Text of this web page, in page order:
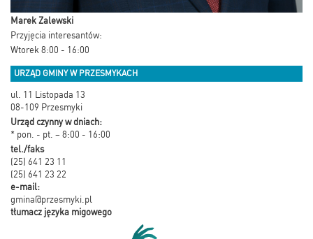
Marek Zalewski
Przyjęcia interesantów:
Wtorek 8:00 - 16:00
URZĄD GMINY W PRZESMYKACH
ul. 11 Listopada 13
08-109 Przesmyki
Urząd czynny w dniach:
* pon. - pt. – 8:00 - 16:00
tel./faks
(25) 641 23 11
(25) 641 23 22
e-mail:
gmina@przesmyki.pl
tłumacz języka migowego